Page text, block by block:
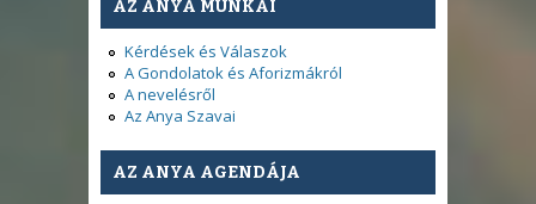
AZ ANYA MUNKÁI
Kérdések és Válaszok
A Gondolatok és Aforizmákról
A nevelésről
Az Anya Szavai
AZ ANYA AGENDÁJA